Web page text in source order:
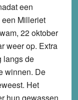
een
Milleriet
22 oktober
weer op. Extra
langs de
winnen. De
Het
hun gewassen